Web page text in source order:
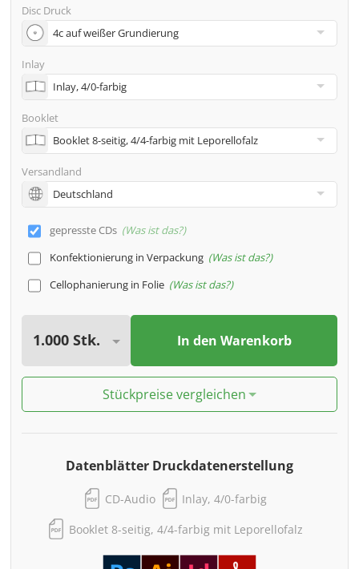
Disc Druck
Inlay
Booklet
Versandland
gepresste CDs Was ist das?
Konfektionierung in Verpackung Was ist das?
Cellophanierung in Folie Was ist das?
In den Warenkorb
Stückpreise vergleichen
Datenblätter Druckdatenerstellung
CD-Audio Inlay, 4/0-farbig
Booklet 8-seitig, 4/4-farbig mit Leporellofalz